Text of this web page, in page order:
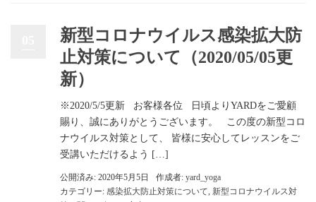
新型コロナウイルス感染拡大防
止対策について（2020/05/05更
新）
※2020/5/5更新 お客様各位 日頃よりYARDをご愛顧
賜り、誠にありがとうございます。 この度の新型コロ
ナウイルス対策として、 皆様に安心してレッスンをご
受講いただけるよう […]
公開済み: 2020年5月5日 作成者: yard_yoga
カテゴリー: 感染拡大防止対策について, 新型コロナウイルス対